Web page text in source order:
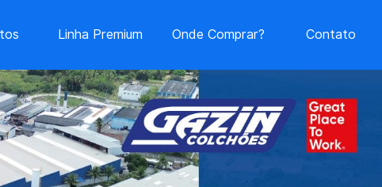
Linha Premium Onde Comprar? Contato